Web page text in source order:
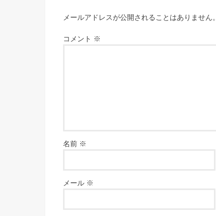
メールアドレスが公開されることはありません。
コメント ※
名前 ※
メール ※